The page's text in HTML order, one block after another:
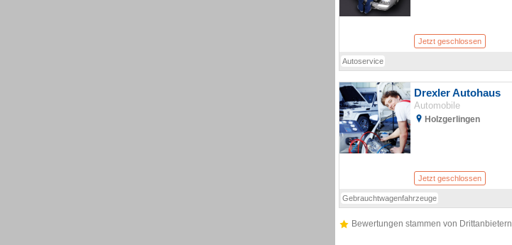
Jetzt geschlossen
Autoservice
Drexler Autohaus
Automobile
Holzgerlingen
Jetzt geschlossen
Gebrauchtwagenfahrzeuge
Bewertungen stammen von Drittanbietern